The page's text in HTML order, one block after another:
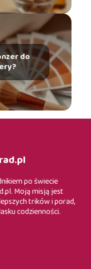
do
po świecie
Moją misją jest
trików i porad,
codzienności.